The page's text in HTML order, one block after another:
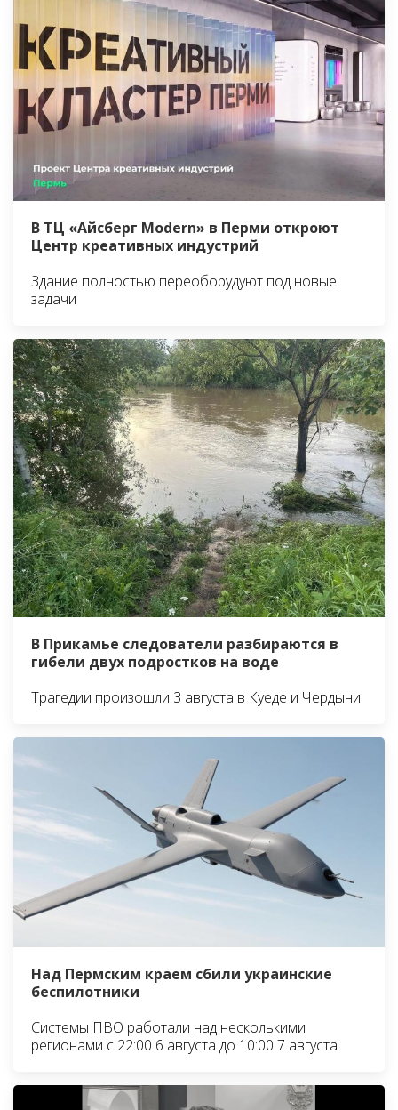
В ТЦ «Айсберг Modern» в Перми откроют
Центр креативных индустрий
Здание полностью переоборудуют под новые
задачи
В Прикамье следователи разбираются в
гибели двух подростков на воде
Трагедии произошли 3 августа в Куеде и Чердыни
Над Пермским краем сбили украинские
беспилотники
Системы ПВО работали над несколькими
регионами с 22:00 6 августа до 10:00 7 августа